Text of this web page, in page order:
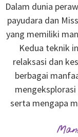
Dalam dunia
payudara dan
yang memiliki
Kedua teknik
relaksasi dan
berbagai
serta mengapa